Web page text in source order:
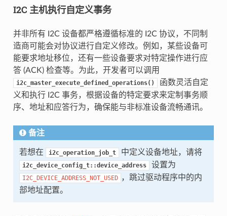
I2C 主机执行自定义事务
并非所有 I2C 设备都严格遵循标准的 I2C 协议，不同制
造商可能会对协议进行自定义修改。例如，某些设备可
能要求地址移位，还有一些设备要求对特定操作进行应
答 (ACK) 检查等。为此，开发者可以调用
i2c_master_execute_defined_operations()
函数灵活自定
义和执行 I2C 事务，根据设备的特定要求来定制事务顺
序、地址和应答行为，确保能与非标准设备流畅通讯。
备注
若想在 i2c_operation_job_t 中定义设备地址，请将
i2c_device_config_t::device_address 设置为
I2C_DEVICE_ADDRESS_NOT_USED ，跳过驱动程序中的内
部地址配置。